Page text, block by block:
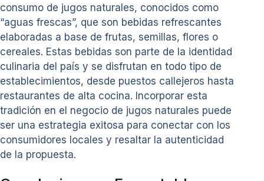
consumo de jugos naturales, conocidos como
“aguas frescas”, que son bebidas refrescantes
elaboradas a base de frutas, semillas, flores o
cereales. Estas bebidas son parte de la identidad
culinaria del país y se disfrutan en todo tipo de
establecimientos, desde puestos callejeros hasta
restaurantes de alta cocina. Incorporar esta
tradición en el negocio de jugos naturales puede
ser una estrategia exitosa para conectar con los
consumidores locales y resaltar la autenticidad
de la propuesta.